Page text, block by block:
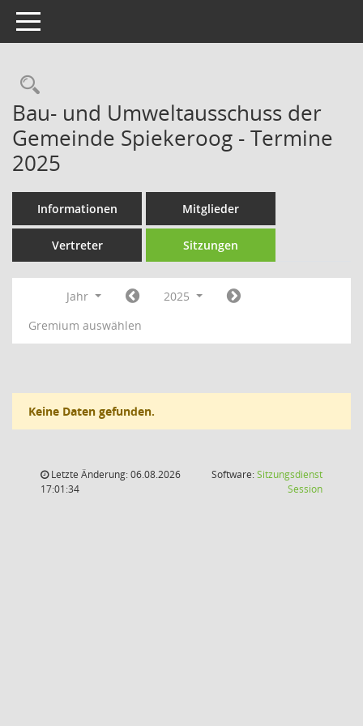
Toggle navigation
Rechercheauswahl
Bau- und Umweltausschuss der
Gemeinde Spiekeroog - Termine
2025
Informationen Mitglieder
Vertreter Sitzungen
Jahr
2025
Gremium auswählen
Keine Daten gefunden.
Letzte Änderung: 06.08.2026
17:01:34
Software:Sitzungsdienst
Session(Wird in